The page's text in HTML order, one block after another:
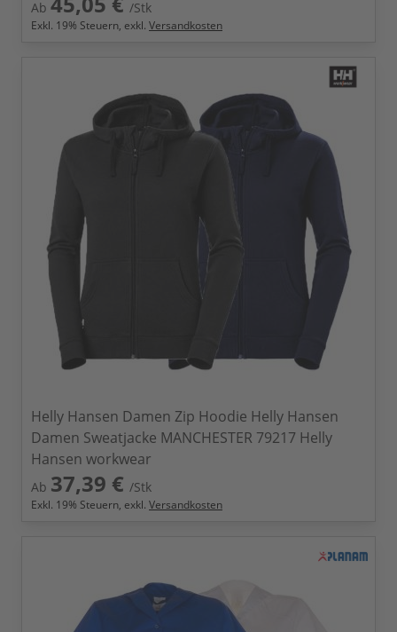
Ab /Stk
Exkl. 19% Steuern, exkl. Versandkosten
Helly Hansen Damen Zip Hoodie Helly Hansen
Damen Sweatjacke MANCHESTER 79217 Helly
Hansen workwear
Ab 37,39 € /Stk
Exkl. 19% Steuern, exkl. Versandkosten